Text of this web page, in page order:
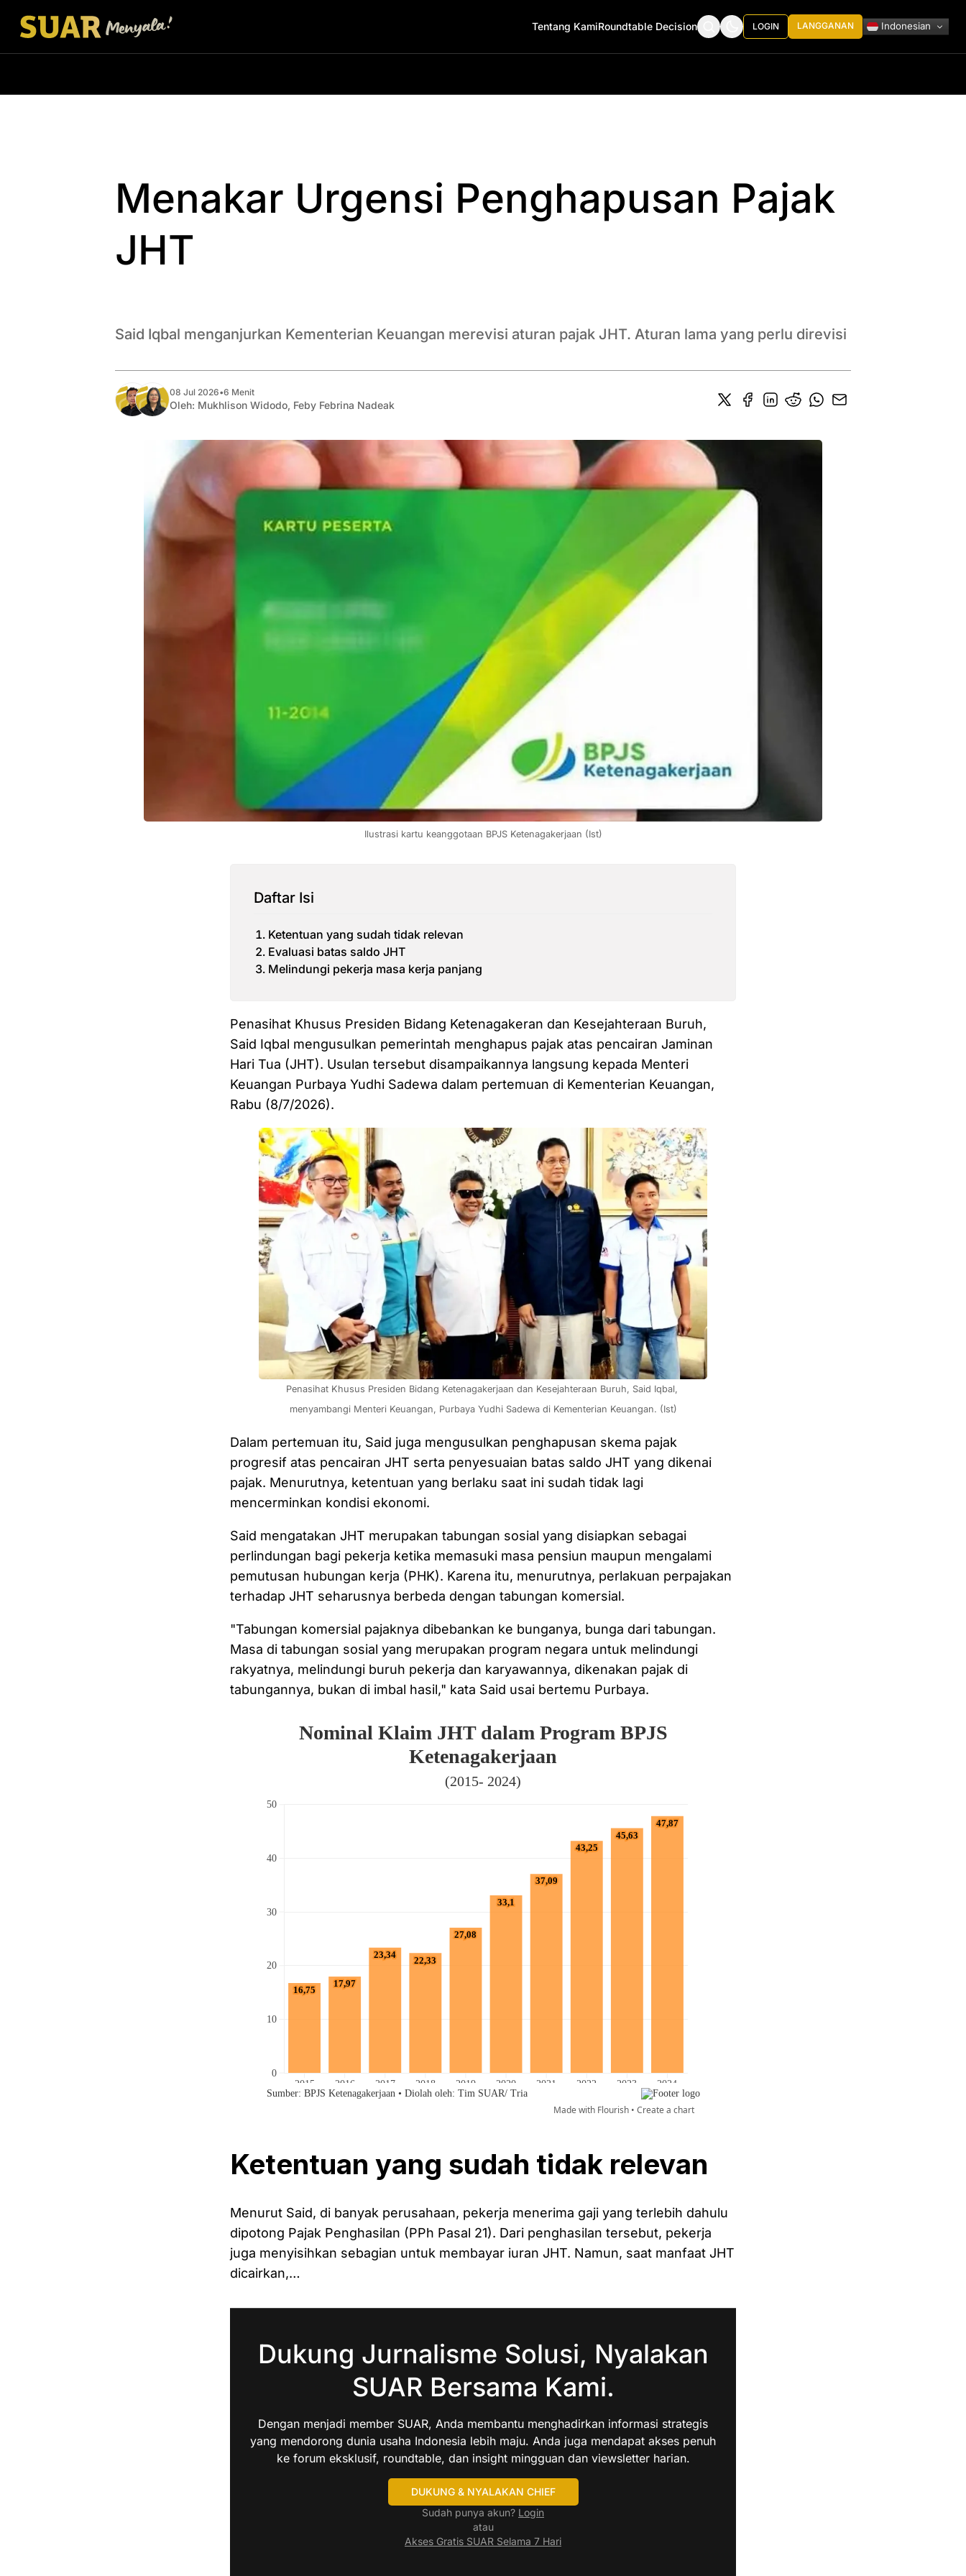
Tentang KamiRoundtable Decision LOGIN LANGGANAN Indonesian
Menakar Urgensi Penghapusan Pajak
JHT
Said Iqbal menganjurkan Kementerian Keuangan merevisi aturan pajak JHT. Aturan lama yang perlu direvisi
08 Jul 2026•6 Menit
Oleh: Mukhlison Widodo, Feby Febrina Nadeak
Ilustrasi kartu keanggotaan BPJS Ketenagakerjaan (Ist)
Daftar Isi
Ketentuan yang sudah tidak relevan
Evaluasi batas saldo JHT
Melindungi pekerja masa kerja panjang
Penasihat Khusus Presiden Bidang Ketenagakeran dan Kesejahteraan Buruh,
Said Iqbal mengusulkan pemerintah menghapus pajak atas pencairan Jaminan
Hari Tua (JHT). Usulan tersebut disampaikannya langsung kepada Menteri
Keuangan Purbaya Yudhi Sadewa dalam pertemuan di Kementerian Keuangan,
Rabu (8/7/2026).
Penasihat Khusus Presiden Bidang Ketenagakerjaan dan Kesejahteraan Buruh, Said Iqbal,
menyambangi Menteri Keuangan, Purbaya Yudhi Sadewa di Kementerian Keuangan. (Ist)
Dalam pertemuan itu, Said juga mengusulkan penghapusan skema pajak
progresif atas pencairan JHT serta penyesuaian batas saldo JHT yang dikenai
pajak. Menurutnya, ketentuan yang berlaku saat ini sudah tidak lagi
mencerminkan kondisi ekonomi.
Said mengatakan JHT merupakan tabungan sosial yang disiapkan sebagai
perlindungan bagi pekerja ketika memasuki masa pensiun maupun mengalami
pemutusan hubungan kerja (PHK). Karena itu, menurutnya, perlakuan perpajakan
terhadap JHT seharusnya berbeda dengan tabungan komersial.
"Tabungan komersial pajaknya dibebankan ke bunganya, bunga dari tabungan.
Masa di tabungan sosial yang merupakan program negara untuk melindungi
rakyatnya, melindungi buruh pekerja dan karyawannya, dikenakan pajak di
tabungannya, bukan di imbal hasil," kata Said usai bertemu Purbaya.
Ketentuan yang sudah tidak relevan
Menurut Said, di banyak perusahaan, pekerja menerima gaji yang terlebih dahulu
dipotong Pajak Penghasilan (PPh Pasal 21). Dari penghasilan tersebut, pekerja
juga menyisihkan sebagian untuk membayar iuran JHT. Namun, saat manfaat JHT
dicairkan,…
Dukung Jurnalisme Solusi, Nyalakan
SUAR Bersama Kami.
Dengan menjadi member SUAR, Anda membantu menghadirkan informasi strategis
yang mendorong dunia usaha Indonesia lebih maju. Anda juga mendapat akses penuh
ke forum eksklusif, roundtable, dan insight mingguan dan viewsletter harian.
DUKUNG & NYALAKAN CHIEF
Sudah punya akun? Login
atau
Akses Gratis SUAR Selama 7 Hari